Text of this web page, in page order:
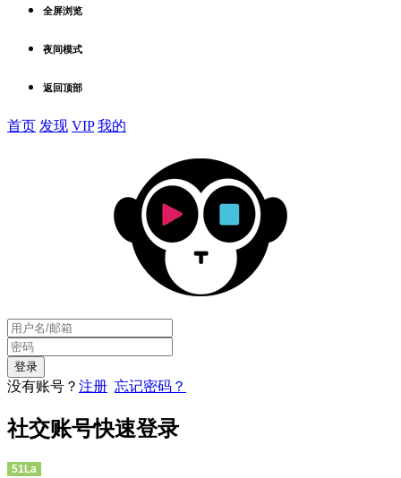
全屏浏览
夜间模式
返回顶部
首页 发现 VIP 我的
没有账号？ 注册 忘记密码？
社交账号快速登录
51La